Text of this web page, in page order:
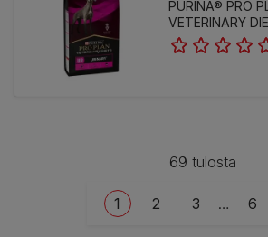
PURINA® PRO
VETERINARY
69 tulosta
Current page
1 Page
2 Page
3 … 6